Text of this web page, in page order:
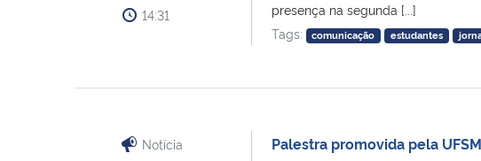
14:31
presença na segunda [...]
Tags:
comunicação estudantes
Notícia
Palestra promovida pela